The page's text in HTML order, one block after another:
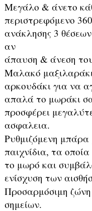
Μεγάλο & άνετο
περιστρεφόμενο
ανάκλησης 3 θέσεων
αν
άπαυση & άνεση
Μαλακό
αρκουδάκι για να
απαλά το μωράκι
προσφέρει
ασφαλεια.
Ρυθμιζόμενη
παιχνίδια, τα
το μωρό και
ενίσχυση των
Προσαρμόσιμη
σημείων.